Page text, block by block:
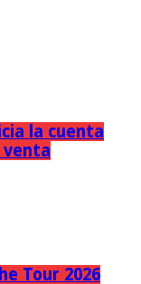
la cuenta
venta
Tour 2026